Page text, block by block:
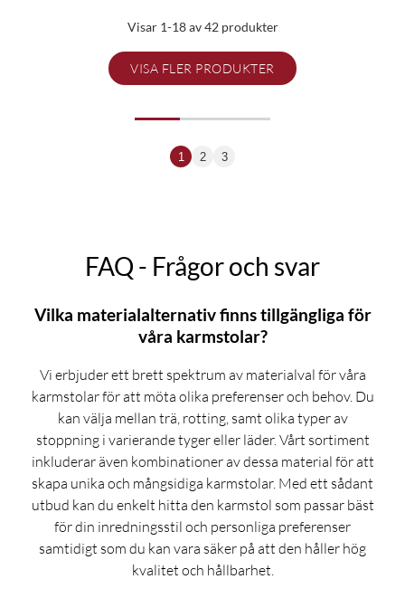
Visar 1-18 av 42 produkter
VISA FLER PRODUKTER
1 2 3
FAQ - Frågor och svar
Vilka materialalternativ finns tillgängliga för
våra karmstolar?
Vi erbjuder ett brett spektrum av materialval för våra
karmstolar för att möta olika preferenser och behov. Du
kan välja mellan trä, rotting, samt olika typer av
stoppning i varierande tyger eller läder. Vårt sortiment
inkluderar även kombinationer av dessa material för att
skapa unika och mångsidiga karmstolar. Med ett sådant
utbud kan du enkelt hitta den karmstol som passar bäst
för din inredningsstil och personliga preferenser
samtidigt som du kan vara säker på att den håller hög
kvalitet och hållbarhet.